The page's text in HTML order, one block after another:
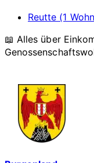
Reutte (1
📖 Alles über